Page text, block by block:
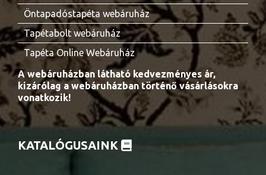
Öntapadóstapéta webáruház
Tapétabolt webáruház
Tapéta Online Webáruház
A webáruházban látható kedvezményes ár,
kizárólag a webáruházban történő vásárlásokra
vonatkozik!
KATALÓGUSAINK